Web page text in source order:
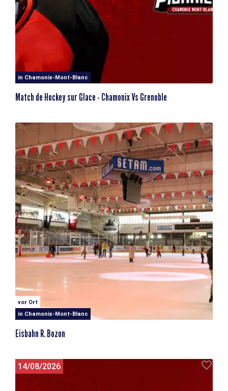
in Chamonix-Mont-Blanc
Match de Hockey sur Glace - Chamonix Vs Grenoble
vor Ort
in Chamonix-Mont-Blanc
Eisbahn R. Bozon
14/08/2026